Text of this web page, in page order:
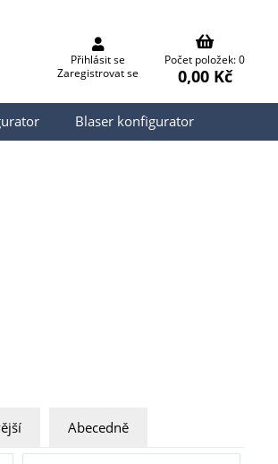
Přihlásit se
Zaregistrovat se
Počet položek: 0
0,00 Kč
Blaser konfigurator
Abecedně